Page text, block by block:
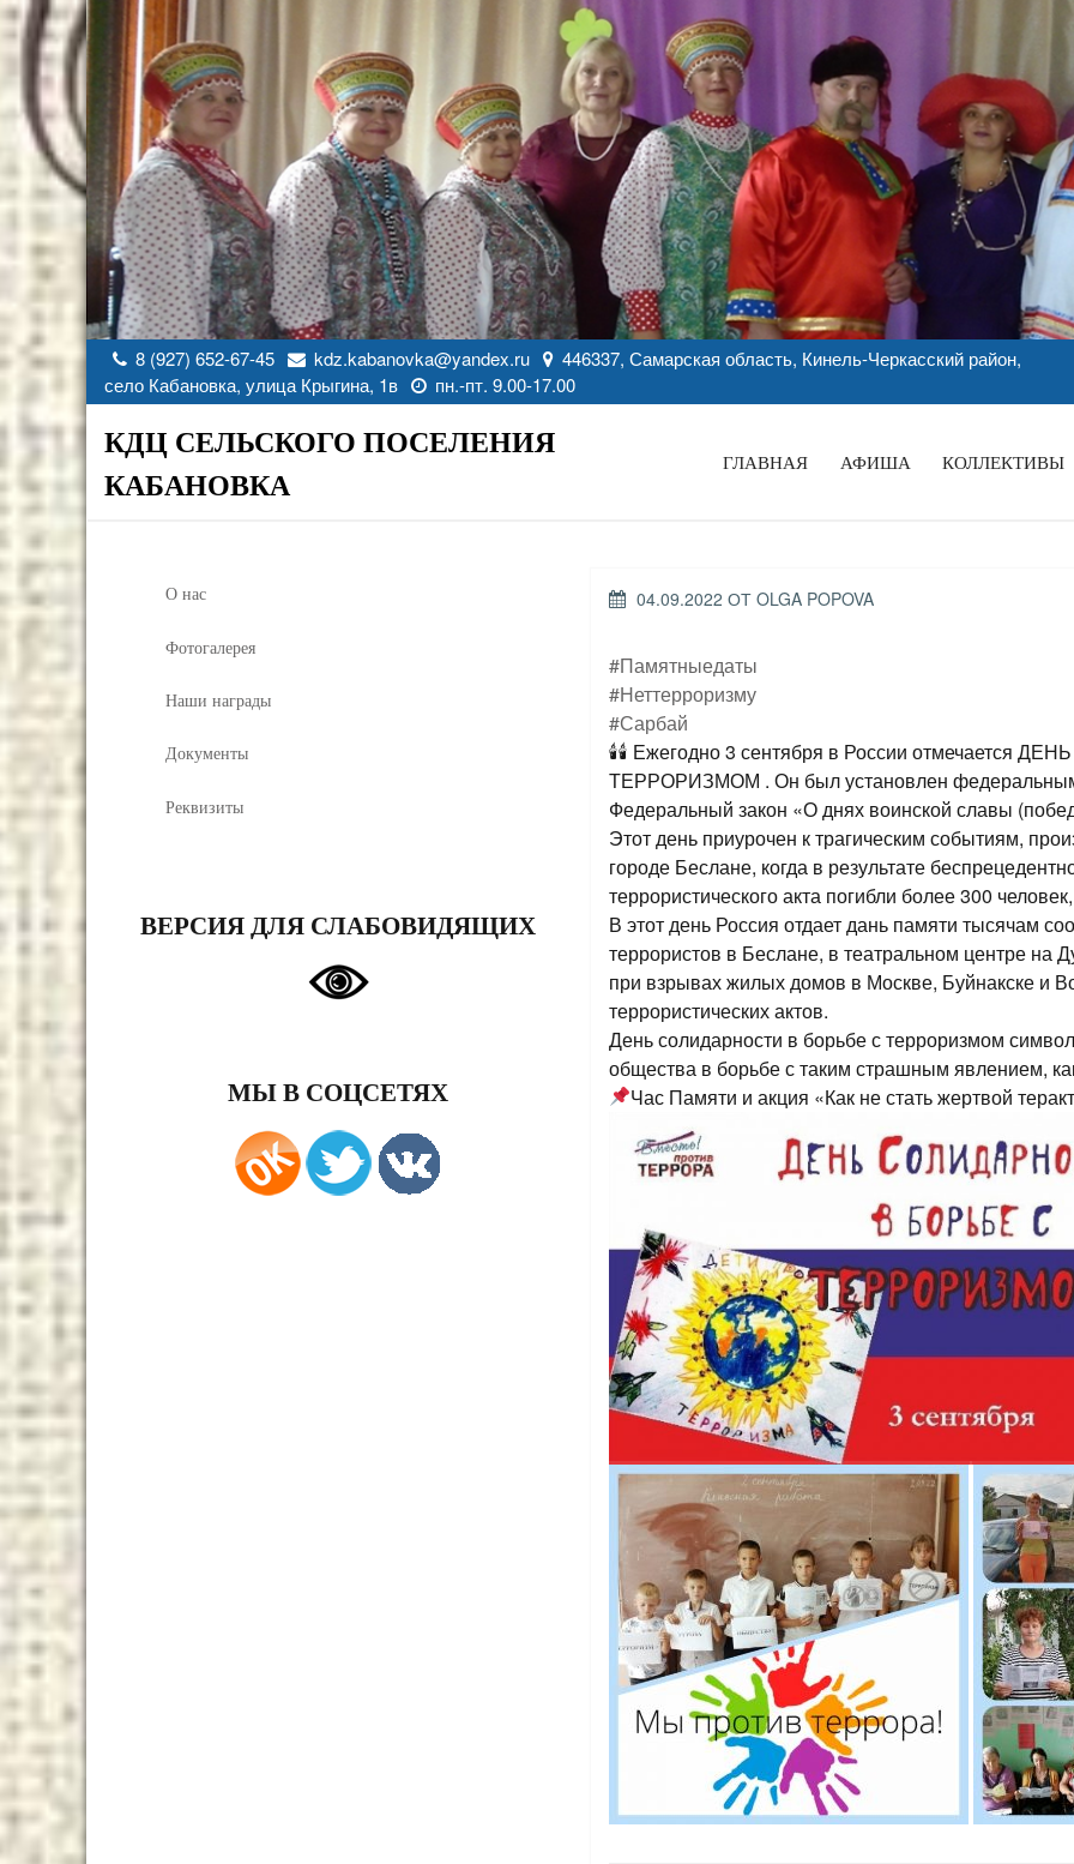
Перейти
к
содержимому
8 (927) 652-67-45 kdz.kabanovka@yandex.ru
446337, Самарская область, Кинель-Черкасский район,
село Кабановка, улица Крыгина, 1в
пн.-пт. 9.00-17.00
КДЦ СЕЛЬСКОГО ПОСЕЛЕНИЯ
КАБАНОВКА
ГЛАВНАЯ АФИША КОЛЛЕКТИВЫ
О нас
Фотогалерея
Наши награды
Документы
Реквизиты
ВЕРСИЯ ДЛЯ СЛАБОВИДЯЩИХ
МЫ В СОЦСЕТЯХ
ОПУБЛИКОВАНО
04.09.2022 ОТ OLGA POPOVA
#Памятныедаты
#Неттерроризму
#Сарбай
🕯🕯 Ежегодно 3 сентября в России отмечается
ТЕРРОРИЗМОМ . Он был установлен
Федеральный закон «О днях воинской славы
Этот день приурочен к трагическим событиям,
городе Беслане, когда в результате
террористического акта погибли более 300
В этот день Россия отдает дань памяти тысячам
террористов в Беслане, в театральном центре на
при взрывах жилых домов в Москве, Буйнакске и
террористических актов.
День солидарности в борьбе с терроризмом
общества в борьбе с таким страшным явлением,
Час Памяти и акция «Как не стать жертвой